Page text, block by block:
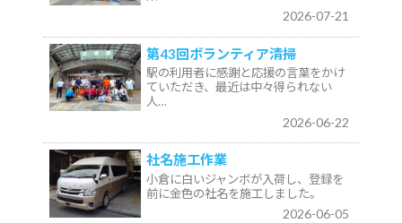
2026-07-21
第43回ボランティア清掃
駅の利用者に感謝と応援の言葉をかけ
ていただき、最近は中々得られない
人…
2026-06-22
社名施工作業
小倉に白いジャンボが入荷し、登録を
前に金色の社名を施工しました。
2026-06-05